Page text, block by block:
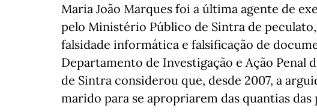
Maria João Marques foi a última agente de
pelo Ministério Público de Sintra de
falsidade informática e falsificação de
Departamento de Investigação e Ação
de Sintra considerou que, desde 2007, a
marido para se apropriarem das quantias das